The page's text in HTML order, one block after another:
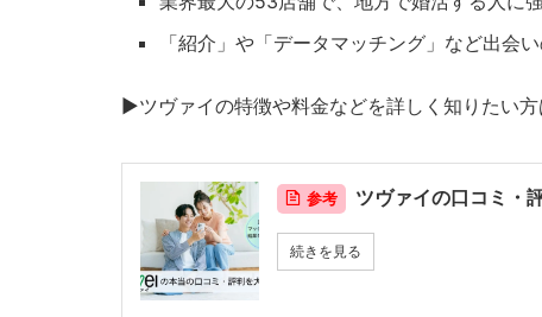
「紹介」や「データマッチング」など出会
▶︎ツヴァイの特徴や料金などを詳しく知りたい方
参考 ツヴァイの口コミ・
続きを見る